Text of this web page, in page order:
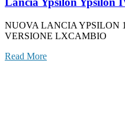
NUOVA LANCIA YPSILON
VERSIONE LXCAMBIO
Read More